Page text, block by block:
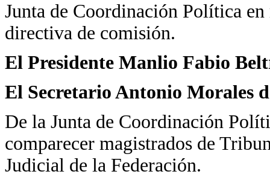
Junta de Coordinación Política
directiva de comisión.
El Presidente Manlio Fabio
El Secretario Antonio Morales
De la Junta de Coordinación
comparecer magistrados de
Judicial de la Federación.